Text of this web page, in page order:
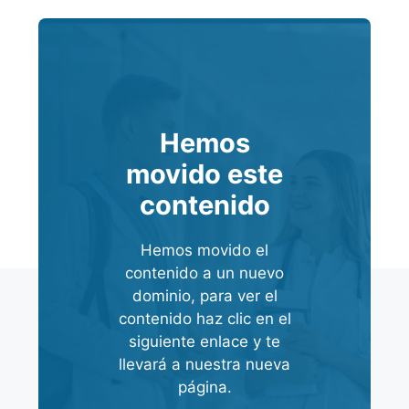
Hemos
movido este
contenido
Hemos movido el
contenido a un nuevo
dominio, para ver el
contenido haz clic en el
siguiente enlace y te
llevará a nuestra nueva
página.